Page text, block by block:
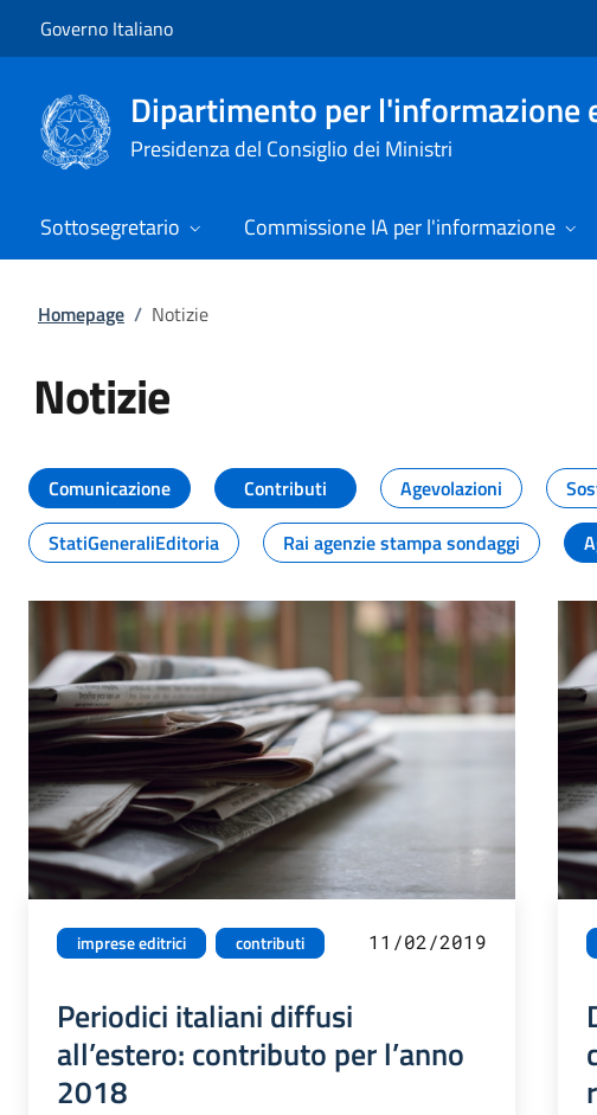
Governo Italiano
Dipartimento per l'informazione
Presidenza del Consiglio dei Ministri
Sottosegretario Commissione IA per l'informazione
Homepage / Notizie
Notizie
Tutti i contenuti della pagina Notizie
Comunicazione Contributi Agevolazioni
StatiGeneraliEditoria
Rai agenzie stampa sondaggi
imprese editrici contributi 11/02/2019
Periodici italiani diffusi
all’estero: contributo per l’anno
2018